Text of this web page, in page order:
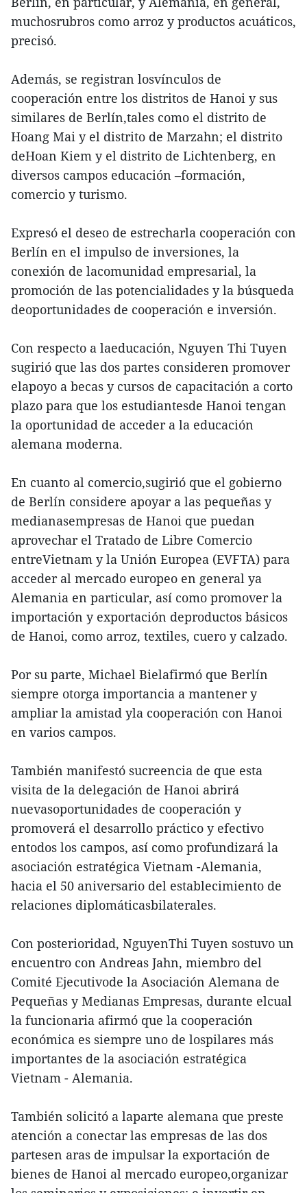
muchosrubros como arroz y productos acuáticos,
precisó.
Además, se registran losvínculos de
cooperación entre los distritos de Hanoi y sus
similares de Berlín,tales como el distrito de
Hoang Mai y el distrito de Marzahn; el distrito
deHoan Kiem y el distrito de Lichtenberg, en
diversos campos educación –formación,
comercio y turismo.
Expresó el deseo de estrecharla cooperación con
Berlín en el impulso de inversiones, la
conexión de lacomunidad empresarial, la
promoción de las potencialidades y la búsqueda
deoportunidades de cooperación e inversión.
Con respecto a laeducación, Nguyen Thi Tuyen
sugirió que las dos partes consideren promover
elapoyo a becas y cursos de capacitación a corto
plazo para que los estudiantesde Hanoi tengan
la oportunidad de acceder a la educación
alemana moderna.
En cuanto al comercio,sugirió que el gobierno
de Berlín considere apoyar a las pequeñas y
medianasempresas de Hanoi que puedan
aprovechar el Tratado de Libre Comercio
entreVietnam y la Unión Europea (EVFTA) para
acceder al mercado europeo en general ya
Alemania en particular, así como promover la
importación y exportación deproductos básicos
de Hanoi, como arroz, textiles, cuero y calzado.
Por su parte, Michael Bielafirmó que Berlín
siempre otorga importancia a mantener y
ampliar la amistad yla cooperación con Hanoi
en varios campos.
También manifestó sucreencia de que esta
visita de la delegación de Hanoi abrirá
nuevasoportunidades de cooperación y
promoverá el desarrollo práctico y efectivo
entodos los campos, así como profundizará la
asociación estratégica Vietnam -Alemania,
hacia el 50 aniversario del establecimiento de
relaciones diplomáticasbilaterales.
Con posterioridad, NguyenThi Tuyen sostuvo un
encuentro con Andreas Jahn, miembro del
Comité Ejecutivode la Asociación Alemana de
Pequeñas y Medianas Empresas, durante elcual
la funcionaria afirmó que la cooperación
económica es siempre uno de lospilares más
importantes de la asociación estratégica
Vietnam - Alemania.
También solicitó a laparte alemana que preste
atención a conectar las empresas de las dos
partesen aras de impulsar la exportación de
bienes de Hanoi al mercado europeo,organizar